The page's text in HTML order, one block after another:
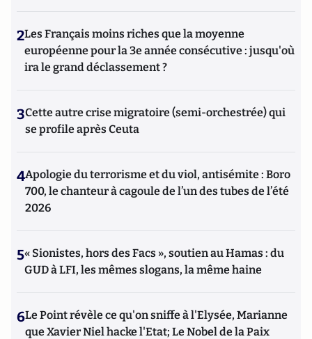
2Les Français moins riches que la moyenne
européenne pour la 3e année consécutive : jusqu'où
ira le grand déclassement ?
3Cette autre crise migratoire (semi-orchestrée) qui
se profile après Ceuta
4Apologie du terrorisme et du viol, antisémite : Boro
700, le chanteur à cagoule de l’un des tubes de l’été
2026
5« Sionistes, hors des Facs », soutien au Hamas : du
GUD à LFI, les mêmes slogans, la même haine
6Le Point révèle ce qu'on sniffe à l'Elysée, Marianne
que Xavier Niel hacke l'Etat; Le Nobel de la Paix